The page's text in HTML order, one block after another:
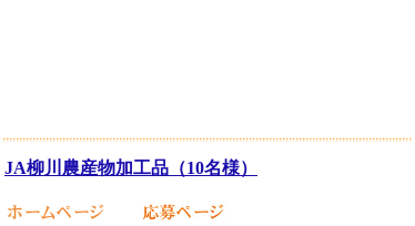
JA柳川農産物加工品（10名様）